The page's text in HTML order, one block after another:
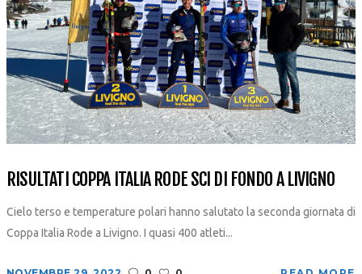
RISULTATI COPPA ITALIA RODE SCI DI FONDO A LIVIGNO
Cielo terso e temperature polari hanno salutato la seconda giornata di
Coppa Italia Rode a Livigno. I quasi 400 atleti...